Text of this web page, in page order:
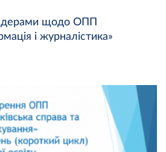
щодо ОПП
і журналістика»